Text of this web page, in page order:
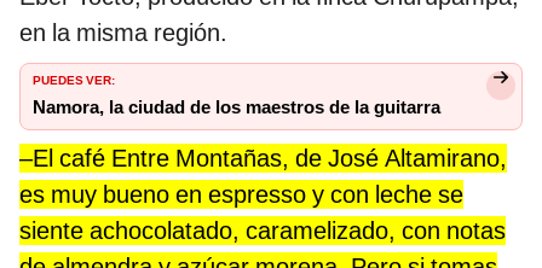
en la misma región.
PUEDES VER:
Namora, la ciudad de los maestros de la guitarra
–El café Entre Montañas, de José Altamirano,
es muy bueno en espresso y con leche se
siente achocolatado, caramelizado, con notas